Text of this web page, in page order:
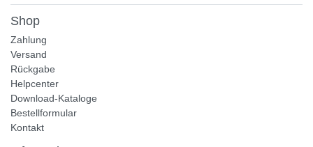
Shop
Zahlung
Versand
Rückgabe
Helpcenter
Download-Kataloge
Bestellformular
Kontakt